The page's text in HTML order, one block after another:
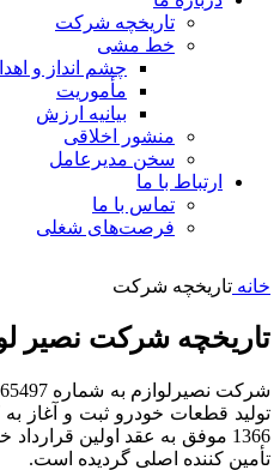
تاریخچه شرکت
خط مشی
چشم انداز و
مأموریت
بیانیه ارزش
منشور اخلاقی
سخن مدیرعامل
ارتباط با ما
تماس با ما
فرصت‌های شغلی
خانه تاریخچه شرکت
تاریخچه شرکت نصیر
تولید قطعات خودرو ثبت و آغاز
1366 موفق به عقد اولین
تأمین کننده اصلی گردیده است.